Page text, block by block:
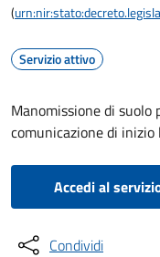
(
Servizio attivo
Manomissione di suolo
comunicazione di inizio
Accedi al
Condividi